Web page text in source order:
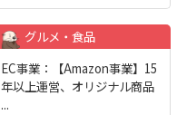
グルメ・食品
EC事業：【Amazon事業】15
年以上運営、オリジナル商品
...